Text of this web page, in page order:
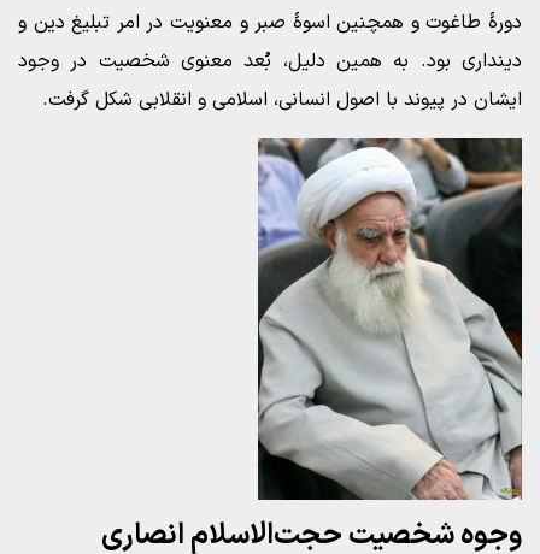
دورۀ طاغوت و همچنین اسوۀ صبر و معنویت در امر تبلیغ دین و
دینداری بود. به همین دلیل، بُعد معنوی شخصیت در وجود
ایشان در پیوند با اصول انسانی، اسلامی و انقلابی شکل گرفت.
وجوه شخصیت حجت‌الاسلام انصاری